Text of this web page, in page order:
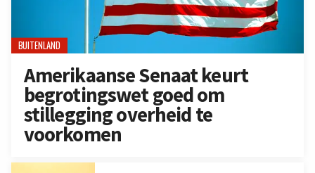
BUITENLAND
Amerikaanse Senaat keurt
begrotingswet goed om
stillegging overheid te
voorkomen